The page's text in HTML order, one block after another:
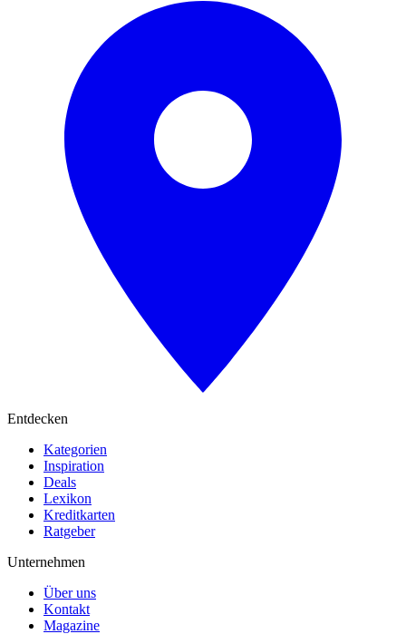
Entdecken
Kategorien
Inspiration
Deals
Lexikon
Kreditkarten
Ratgeber
Unternehmen
Über uns
Kontakt
Magazine